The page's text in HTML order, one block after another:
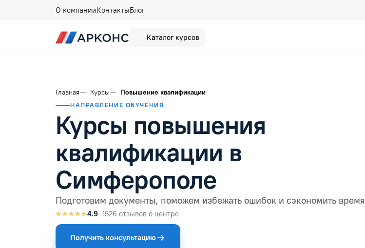
О компанииКонтактыБлог
Каталог курсов
Главная Курсы Повышение квалификации
НАПРАВЛЕНИЕ ОБУЧЕНИЯ
Курсы повышения
квалификации в
Симферополе
Подготовим документы, поможем избежать ошибок и сэкономить время
★★★★★4.9· 1526 отзывов о центре
Получить консультацию